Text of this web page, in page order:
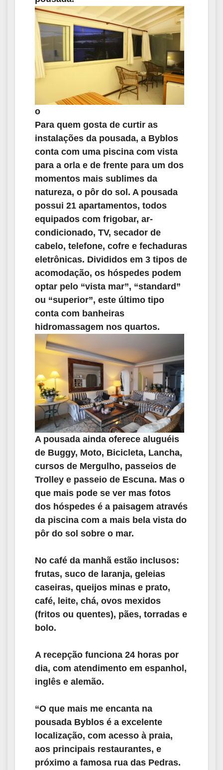
o
Para quem gosta de curtir as
instalações da pousada, a Byblos
conta com uma piscina com vista
para a orla e de frente para um dos
momentos mais sublimes da
natureza, o pôr do sol. A pousada
possui 21 apartamentos, todos
equipados com frigobar, ar-
condicionado, TV, secador de
cabelo, telefone, cofre e fechaduras
eletrônicas. Divididos em 3 tipos de
acomodação, os hóspedes podem
optar pelo “vista mar”, “standard”
ou “superior”, este último tipo
conta com banheiras
hidromassagem nos quartos.
A pousada ainda oferece aluguéis
de Buggy, Moto, Bicicleta, Lancha,
cursos de Mergulho, passeios de
Trolley e passeio de Escuna. Mas o
que mais pode se ver mas fotos
dos hóspedes é a paisagem através
da piscina com a mais bela vista do
pôr do sol sobre o mar.
No café da manhã estão inclusos:
frutas, suco de laranja, geleias
caseiras, queijos minas e prato,
café, leite, chá, ovos mexidos
(fritos ou quentes), pães, torradas e
bolo.
A recepção funciona 24 horas por
dia, com atendimento em espanhol,
inglês e alemão.
“O que mais me encanta na
pousada Byblos é a excelente
localização, com acesso à praia,
aos principais restaurantes, e
próximo a famosa rua das Pedras.